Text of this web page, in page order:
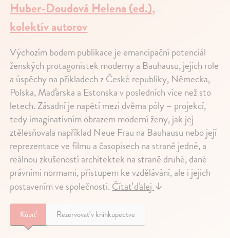
Huber-Doudová Helena (ed.),
kolektív autorov
Výchozím bodem publikace je emancipační potenciál
ženských protagonistek moderny a Bauhausu, jejich role
a úspěchy na příkladech z České republiky, Německa,
Polska, Maďarska a Estonska v posledních více než sto
letech. Zásadní je napětí mezi dvěma póly – projekcí,
tedy imaginativním obrazem moderní ženy, jak jej
ztělesňovala například Neue Frau na Bauhausu nebo její
reprezentace ve filmu a časopisech na straně jedné, a
reálnou zkušeností architektek na straně druhé, dané
právními normami, přístupem ke vzdělávání, ale i jejich
postavením ve společnosti.Čítať ďalej↓
Kúpiť Rezervovať v kníhkupectve